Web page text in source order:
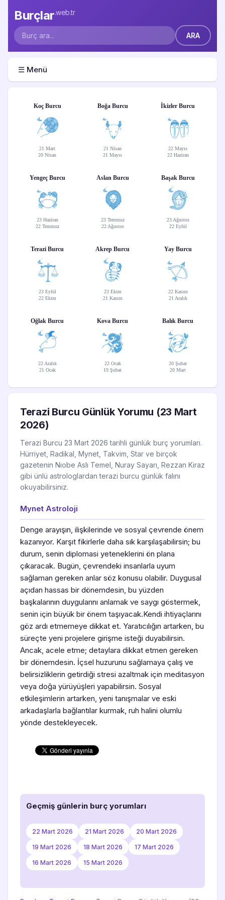
Burçlar.web.tr
☰ Menü
Koç Burcu
21 Mart
20 Nisan
Boğa Burcu
21 Nisan
21 Mayıs
İkizler Burcu
22 Mayıs
22 Haziran
Yengeç Burcu
23 Haziran
22 Temmuz
Aslan Burcu
23 Temmuz
22 Ağustos
Başak Burcu
23 Ağustos
22 Eylül
Terazi Burcu
23 Eylül
22 Ekim
Akrep Burcu
23 Ekim
21 Kasım
Yay Burcu
22 Kasım
21 Aralık
Oğlak Burcu
22 Aralık
21 Ocak
Kova Burcu
22 Ocak
19 Şubat
Balık Burcu
20 Şubat
20 Mart
Terazi Burcu Günlük Yorumu (23 Mart
2026)
Terazi Burcu 23 Mart 2026 tarihli günlük burç yorumları.
Hürriyet, Radikal, Mynet, Takvim, Star ve birçok
gazetenin Niobe Aslı Temel, Nuray Sayarı, Rezzan Kiraz
gibi ünlü astrologlardan terazi burcu günlük falını
okuyabilirsiniz.
Mynet Astroloji
Denge arayışın, ilişkilerinde ve sosyal çevrende önem
kazanıyor. Karşıt fikirlerle daha sık karşılaşabilirsin; bu
durum, senin diplomasi yeteneklerini ön plana
çıkaracak. Bugün, çevrendeki insanlarla uyum
sağlaman gereken anlar söz konusu olabilir. Duygusal
açıdan hassas bir dönemdesin, bu yüzden
başkalarının duygularını anlamak ve saygı göstermek,
senin için büyük bir önem taşıyacak.Kendi ihtiyaçlarını
göz ardı etmemeye dikkat et. Yaratıcılığın artarken, bu
süreçte yeni projelere girişme isteği duyabilirsin.
Ancak, acele etme; detaylara dikkat etmen gereken
bir dönemdesin. İçsel huzurunu sağlamaya çalış ve
belirsizliklerin getirdiği stresi azaltmak için meditasyon
veya doğa yürüyüşleri yapabilirsin. Sosyal
etkileşimlerin artarken, yeni tanışmalar ve eski
arkadaşlarla bağlantılar kurmak, ruh halini olumlu
yönde destekleyecek.
Geçmiş günlerin burç yorumları
22 Mart 2026 21 Mart 2026 20 Mart 2026
19 Mart 2026 18 Mart 2026 17 Mart 2026
16 Mart 2026 15 Mart 2026